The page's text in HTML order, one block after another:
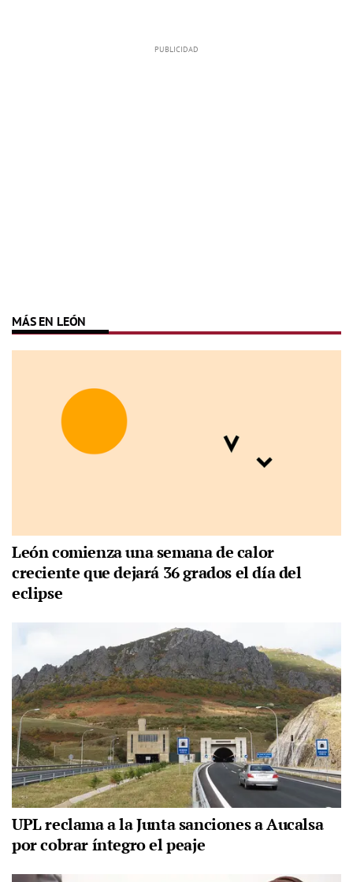
MÁS EN LEÓN
León comienza una semana de calor
creciente que dejará 36 grados el día del
eclipse
UPL reclama a la Junta sanciones a Aucalsa
por cobrar íntegro el peaje